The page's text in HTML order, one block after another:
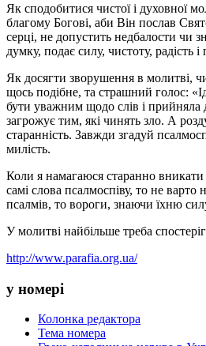
Як сподобитися чистої і духовної
благому Богові, аби Він послав
серці, не допустить недбалости чи
думку, подає силу, чистоту, радість
Як досягти зворушення в молитві,
щось подібне, та страшний голос:
бути уважним щодо слів і прийняла
загрожує тим, які чинять зло. А
старанність. Завжди згадуй
милість.
Коли я намагаюся старанно вникати
самі слова псалмоспіву, то не
псалмів, то вороги, знаючи їхню
У молитві найбільше треба
http://www.parafia.org.ua/
у номері
Колонка редактора
Тема номера